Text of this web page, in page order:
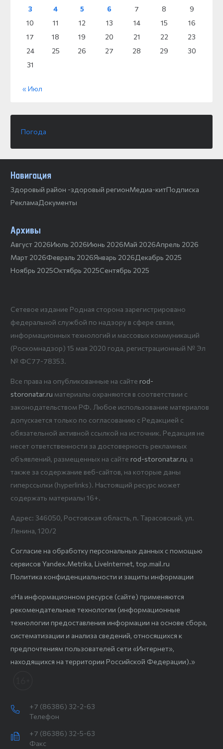
3
4 5 6 7 8
9
10
11 12 13 14 15
16
17
18 19 20 21 22
23
24
25 26 27 28 29
30
31
« Июл
Погода
Навигация
Здоровый район -здоровый регионМедиа-китПодписка
РекламаДокументы
Архивы
Август 2026Июль 2026Июнь 2026Май 2026Апрель 2026
Март 2026Февраль 2026Январь 2026Декабрь 2025
Ноябрь 2025Октябрь 2025Сентябрь 2025
Сетевое издание Родная сторона зарегистрировано
федеральной службой по надзору в сфере связи,
информационных технологий и массовых коммуникаций
(Роскомнадзор) 15 мая 2020 года, регистрационный № Эл
№ ФС77-78353.
Все права на опубликованные на сайте rod-
storonatar.ru материалы охраняются в соответствии с
законодательством РФ. Любое использование материалов
допускается только по согласованию с Редакцией с
обязательной активной ссылкой на источник. Редакция не
несет ответственности за достоверность рекламных
объявлений, размещенных на сайте rod-storonatar.ru, а
также за содержание веб-сайтов, на которые даны
гиперссылки (hyperlinks). Настоящий ресурс может
содержать материалы 16+.
Адрес: 346050, Ростовская область, п. Тарасовский, ул.
Ленина, 120/2
Согласие на обработку персональных данных с помощью
сервисов Yandex.Metrika, LiveInternet, top.mail.ru
Политика конфиденциальности и защиты информации
«На информационном ресурсе (сайте) применяются
рекомендательные технологии (информационные
технологии предоставления информации на основе сбора,
систематизации и анализа сведений, относящихся к
предпочтениям пользователей сети «Интернет»,
находящихся на территории Российской Федерации).»
+7 (86386) 32-2-63
Телефон
+7 (86386) 32-5-63
Факс